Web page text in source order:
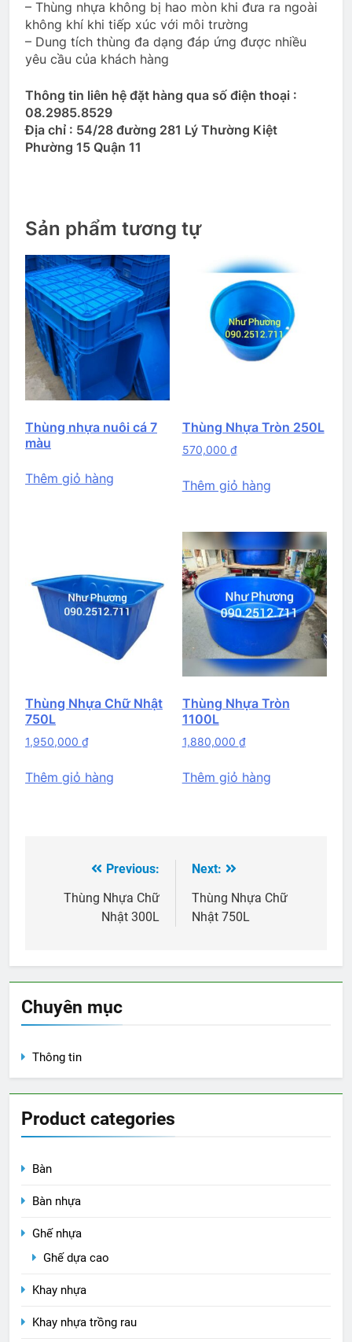
– Thùng nhựa không bị hao mòn khi đưa ra ngoài
không khí khi tiếp xúc với môi trường
– Dung tích thùng đa dạng đáp ứng được nhiều
yêu cầu của khách hàng
Thông tin liên hệ đặt hàng qua số điện thoại :
08.2985.8529
Địa chỉ : 54/28 đường 281 Lý Thường Kiệt
Phường 15 Quận 11
Sản phẩm tương tự
Thùng nhựa nuôi cá 7
màu
Thêm giỏ hàng
Thùng Nhựa Tròn 250L
570,000 ₫
Thêm giỏ hàng
Thùng Nhựa Chữ Nhật
750L
1,950,000 ₫
Thêm giỏ hàng
Thùng Nhựa Tròn
1100L
1,880,000 ₫
Thêm giỏ hàng
hướng
Previous:
Thùng Nhựa Chữ
Nhật 300L
Next:
Thùng Nhựa Chữ
Nhật 750L
Chuyên mục
Thông tin
Product categories
Bàn
Bàn nhựa
Ghế nhựa
Ghế dựa cao
Khay nhựa
Khay nhựa trồng rau